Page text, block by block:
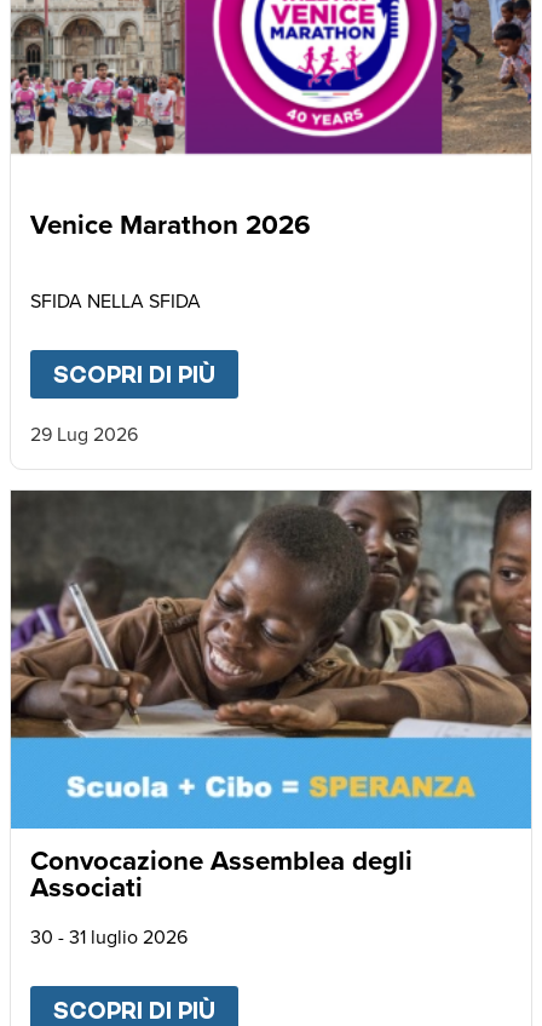
Venice Marathon 2026
SFIDA NELLA SFIDA
SCOPRI DI PIÙ
29 Lug 2026
Convocazione Assemblea degli
Associati
30 - 31 luglio 2026
SCOPRI DI PIÙ